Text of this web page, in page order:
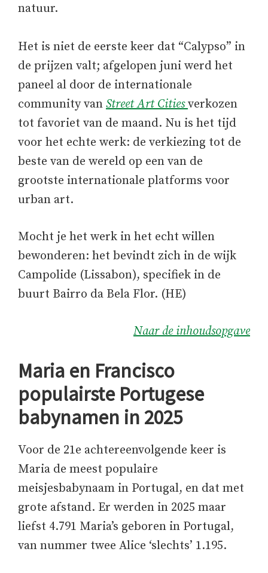
natuur.
Het is niet de eerste keer dat “Calypso” in
de prijzen valt; afgelopen juni werd het
paneel al door de internationale
community van Street Art Cities verkozen
tot favoriet van de maand. Nu is het tijd
voor het echte werk: de verkiezing tot de
beste van de wereld op een van de
grootste internationale platforms voor
urban art.
Mocht je het werk in het echt willen
bewonderen: het bevindt zich in de wijk
Campolide (Lissabon), specifiek in de
buurt Bairro da Bela Flor. (HE)
Naar de inhoudsopgave
Maria en Francisco
populairste Portugese
babynamen in 2025
Voor de 21e achtereenvolgende keer is
Maria de meest populaire
meisjesbabynaam in Portugal, en dat met
grote afstand. Er werden in 2025 maar
liefst 4.791 Maria’s geboren in Portugal,
van nummer twee Alice ‘slechts’ 1.195.